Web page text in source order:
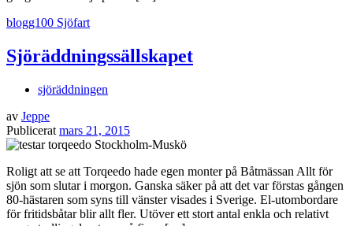
blogg100 Sjöfart
Sjöräddningssällskapet
sjöräddningen
av Jeppe
Publicerat mars 21, 2015
Roligt att se att Torqeedo hade egen monter på Båtmässan Allt för
sjön som slutar i morgon. Ganska säker på att det var förstas gången
80-hästaren som syns till vänster visades i Sverige. El-utombordare
för fritidsbåtar blir allt fler. Utöver ett stort antal enkla och relativt